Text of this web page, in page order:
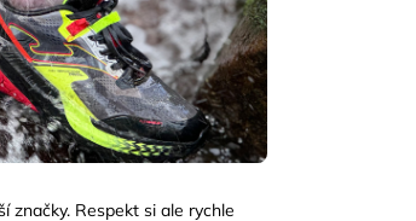
značky. Respekt si ale rychle